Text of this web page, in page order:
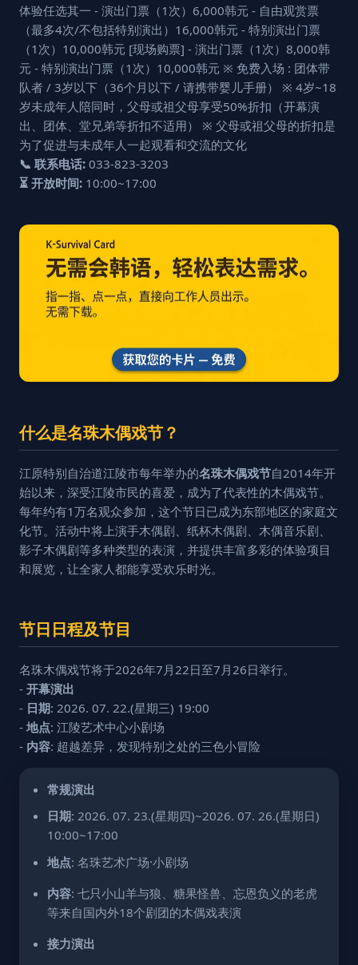
体验任选其一 - 演出门票（1次）6,000韩元 - 自由观赏票
（最多4次/不包括特别演出）16,000韩元 - 特别演出门票
（1次）10,000韩元 [现场购票] - 演出门票（1次）8,000韩
元 - 特别演出门票（1次）10,000韩元 ※ 免费入场 : 团体带
队者 / 3岁以下（36个月以下 / 请携带婴儿手册） ※ 4岁~18
岁未成年人陪同时，父母或祖父母享受50%折扣（开幕演
出、团体、堂兄弟等折扣不适用） ※ 父母或祖父母的折扣是
为了促进与未成年人一起观看和交流的文化
📞 联系电话: 033-823-3203
⏳ 开放时间: 10:00~17:00
什么是名珠木偶戏节？
江原特别自治道江陵市每年举办的名珠木偶戏节自2014年开
始以来，深受江陵市民的喜爱，成为了代表性的木偶戏节。
每年约有1万名观众参加，这个节日已成为东部地区的家庭文
化节。活动中将上演手木偶剧、纸杯木偶剧、木偶音乐剧、
影子木偶剧等多种类型的表演，并提供丰富多彩的体验项目
和展览，让全家人都能享受欢乐时光。
节日日程及节目
名珠木偶戏节将于2026年7月22日至7月26日举行。
- 开幕演出
- 日期: 2026. 07. 22.(星期三) 19:00
- 地点: 江陵艺术中心小剧场
- 内容: 超越差异，发现特别之处的三色小冒险
常规演出
日期: 2026. 07. 23.(星期四)~2026. 07. 26.(星期日)
10:00~17:00
地点: 名珠艺术广场·小剧场
内容: 七只小山羊与狼、糖果怪兽、忘恩负义的老虎
等来自国内外18个剧团的木偶戏表演
接力演出